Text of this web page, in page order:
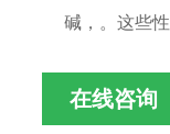
碱，。这些
在线咨询